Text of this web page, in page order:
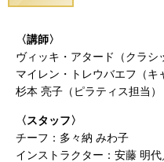
〈講師〉
ヴィッキ・アタード（クラシ
マイレン・トレウバエフ（キ
杉本 亮子（ピラティス担当）
〈スタッフ〉
チーフ：多々納 みわ子
インストラクター：安藤 明